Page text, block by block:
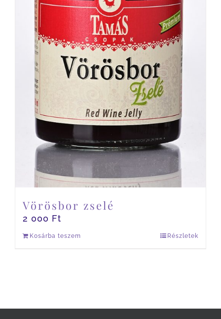
Vörösbor zselé
2 000 Ft
Kosárba teszem Részletek